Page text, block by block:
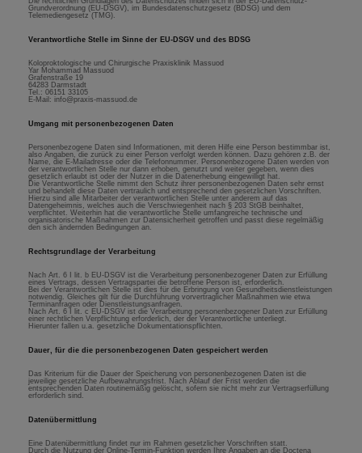
Grundverordnung (EU-DSGV), im Bundesdatenschutzgesetz (BDSG) und dem
Telemediengesetz (TMG).
Verantwortliche Stelle im Sinne der EU-DSGV und des BDSG
Koloproktologische und Chirurgische Praxisklinik Massuod
Yar Mohammad Massuod
Grafenstraße 19
64283 Darmstadt
Tel.: 06151 33105
E-Mail: info@praxis-massuod.de
Umgang mit personenbezogenen Daten
Personenbezogene Daten sind Informationen, mit deren Hilfe eine Person bestimmbar ist,
also Angaben, die zurück zu einer Person verfolgt werden können. Dazu gehören z.B. der
Name, die E-Mailadresse oder die Telefonnummer. Personenbezogene Daten werden von
der verantwortlichen Stelle nur dann erhoben, genutzt und weiter gegeben, wenn dies
gesetzlich erlaubt ist oder der Nutzer in die Datenerhebung eingewilligt hat.
Die Verantwortliche Stelle nimmt den Schutz ihrer personenbezogenen Daten sehr ernst
und behandelt diese Daten vertraulich und entsprechend den gesetzlichen Vorschriften.
Hierzu sind alle Mitarbeiter der verantwortlichen Stelle unter anderem auf das
Datengeheimnis, welches auch die Verschwiegenheit nach § 203 StGB beinhaltet,
verpflichtet. Weiterhin hat die verantwortliche Stelle umfangreiche technische und
organisatorische Maßnahmen zur Datensicherheit getroffen und passt diese regelmäßig
den sich ändernden Bedingungen an.
Rechtsgrundlage der Verarbeitung
Nach Art. 6 I lit. b EU-DSGV ist die Verarbeitung personenbezogener Daten zur Erfüllung
eines Vertrags, dessen Vertragspartei die betroffene Person ist, erforderlich.
Bei der Verantwortlichen Stelle ist dies für die Erbringung von Gesundheitsdienstleistungen
notwendig. Gleiches gilt für die Durchführung vorvertraglicher Maßnahmen wie etwa
Terminanfragen oder Dienstleistungsanfragen.
Nach Art. 6 I lit. c EU-DSGV ist die Verarbeitung personenbezogener Daten zur Erfüllung
einer rechtlichen Verpflichtung erforderlich, der der Verantwortliche unterliegt.
Hierunter fallen u.a. gesetzliche Dokumentationspflichten.
Dauer, für die die personenbezogenen Daten gespeichert werden
Das Kriterium für die Dauer der Speicherung von personenbezogenen Daten ist die
jeweilige gesetzliche Aufbewahrungsfrist. Nach Ablauf der Frist werden die
entsprechenden Daten routinemäßig gelöscht, sofern sie nicht mehr zur Vertragserfüllung
erforderlich sind.
Datenübermittlung
Eine Datenübermittlung findet nur im Rahmen gesetzlicher Vorschriften statt.
Durch die Nutzung der Online-Termin-Funktion werden Ihre Angaben an die Doctena